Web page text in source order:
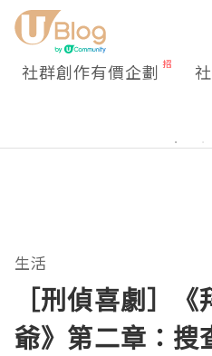
社群創作有價企劃
生活
［刑偵喜劇］
爺》第二章：搜